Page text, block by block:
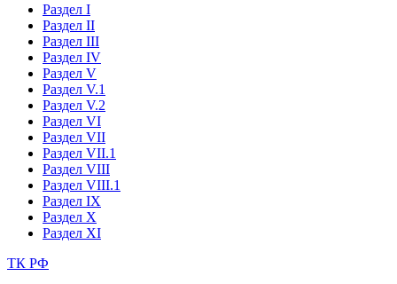
Раздел I
Раздел II
Раздел III
Раздел IV
Раздел V
Раздел V.1
Раздел V.2
Раздел VI
Раздел VII
Раздел VII.1
Раздел VIII
Раздел VIII.1
Раздел IX
Раздел X
Раздел XI
ТК РФ